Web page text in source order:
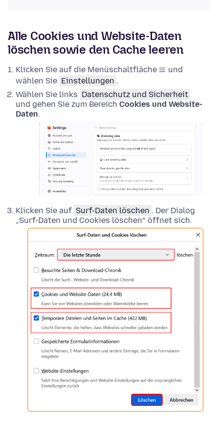
Alle Cookies und Website-Daten
löschen sowie den Cache leeren
Klicken Sie auf die Menüschaltfläche
und
wählen Sie Einstellungen .
Wählen Sie links Datenschutz und Sicherheit
und gehen Sie zum Bereich Cookies und Website-
Daten.
Klicken Sie auf Surf-Daten löschen . Der Dialog
„Surf-Daten und Cookies löschen“ öffnet sich.